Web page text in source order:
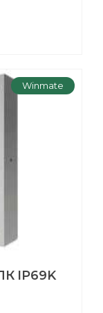
Winmate
IP69K